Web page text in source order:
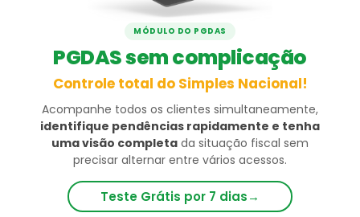
MÓDULO DO PGDAS
PGDAS sem complicação
Controle total do Simples Nacional!
Acompanhe todos os clientes simultaneamente,
identifique pendências rapidamente e tenha
uma visão completa da situação fiscal sem
precisar alternar entre vários acessos.
Teste Grátis por 7 dias→